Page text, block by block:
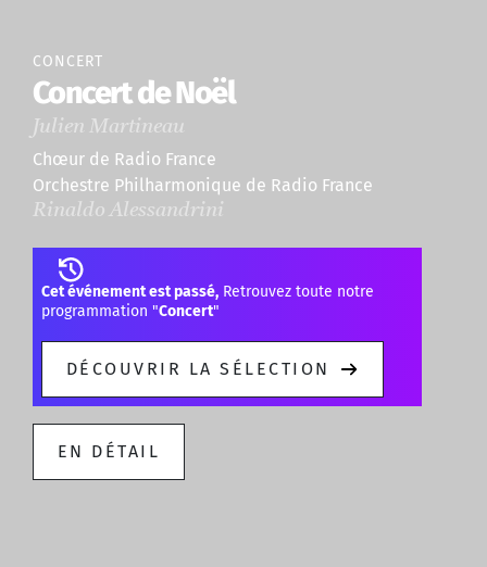
CONCERT
Concert de Noël
Julien Martineau
Chœur de Radio France
Orchestre Philharmonique de Radio France
Rinaldo Alessandrini
Cet événement est passé, Retrouvez toute notre
programmation "Concert"
DÉCOUVRIR LA SÉLECTION
EN DÉTAIL